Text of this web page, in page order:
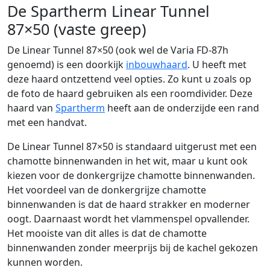
De Spartherm Linear Tunnel
87×50 (vaste greep)
De Linear Tunnel 87×50 (ook wel de Varia FD-87h
genoemd) is een doorkijk inbouwhaard. U heeft met
deze haard ontzettend veel opties. Zo kunt u zoals op
de foto de haard gebruiken als een roomdivider. Deze
haard van Spartherm heeft aan de onderzijde een rand
met een handvat.
De Linear Tunnel 87×50 is standaard uitgerust met een
chamotte binnenwanden in het wit, maar u kunt ook
kiezen voor de donkergrijze chamotte binnenwanden.
Het voordeel van de donkergrijze chamotte
binnenwanden is dat de haard strakker en moderner
oogt. Daarnaast wordt het vlammenspel opvallender.
Het mooiste van dit alles is dat de chamotte
binnenwanden zonder meerprijs bij de kachel gekozen
kunnen worden.